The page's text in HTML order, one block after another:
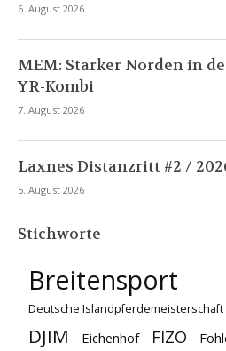
6. August 2026
MEM: Starker Norden in
YR-Kombi
7. August 2026
Laxnes Distanzritt #2 /
5. August 2026
Stichworte
Breitensport
Deutsche Islandpferdemeisterschaft
DJIM Eichenhof FIZO